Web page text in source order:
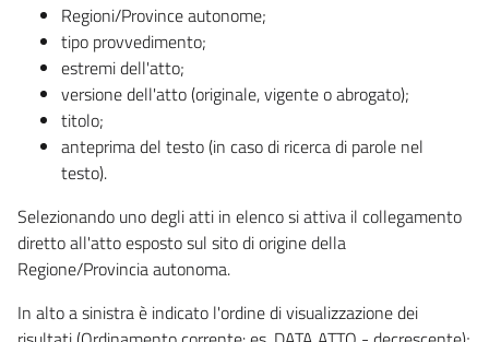
Regioni/Province autonome;
tipo provvedimento;
estremi dell'atto;
versione dell'atto (originale, vigente o abrogato);
titolo;
anteprima del testo (in caso di ricerca di parole nel
testo).
Selezionando uno degli atti in elenco si attiva il collegamento
diretto all'atto esposto sul sito di origine della
Regione/Provincia autonoma.
In alto a sinistra è indicato l'ordine di visualizzazione dei